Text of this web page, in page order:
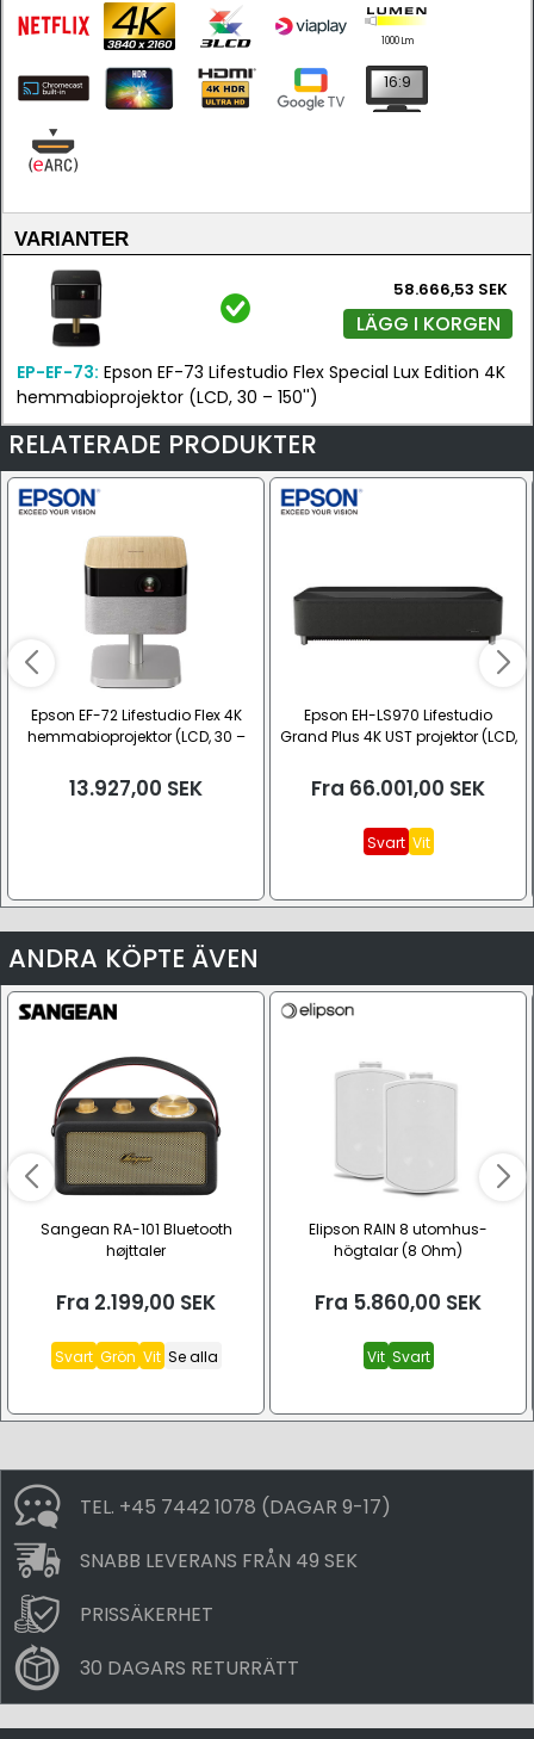
1000 Lm
16:9
VARIANTER
58.666,53 SEK
LÄGG I KORGEN
EP-EF-73: Epson EF-73 Lifestudio Flex Special Lux Edition 4K
hemmabioprojektor (LCD, 30 – 150'')
RELATERADE PRODUKTER
Epson EF-72 Lifestudio Flex 4K
hemmabioprojektor (LCD, 30 –
13.927,00 SEK
Epson EH-LS970 Lifestudio
Grand Plus 4K UST projektor (LCD,
Fra 66.001,00 SEK
Svart Vit
ANDRA KÖPTE ÄVEN
Sangean RA-101 Bluetooth
højttaler
Fra 2.199,00 SEK
Svart Grön Vit Se alla
Elipson RAIN 8 utomhus-
högtalar (8 Ohm)
Fra 5.860,00 SEK
Vit Svart
TEL. +45 7442 1078 (DAGAR 9-17)
SNABB LEVERANS FRÅN 49 SEK
PRISSÄKERHET
30 DAGARS RETURRÄTT